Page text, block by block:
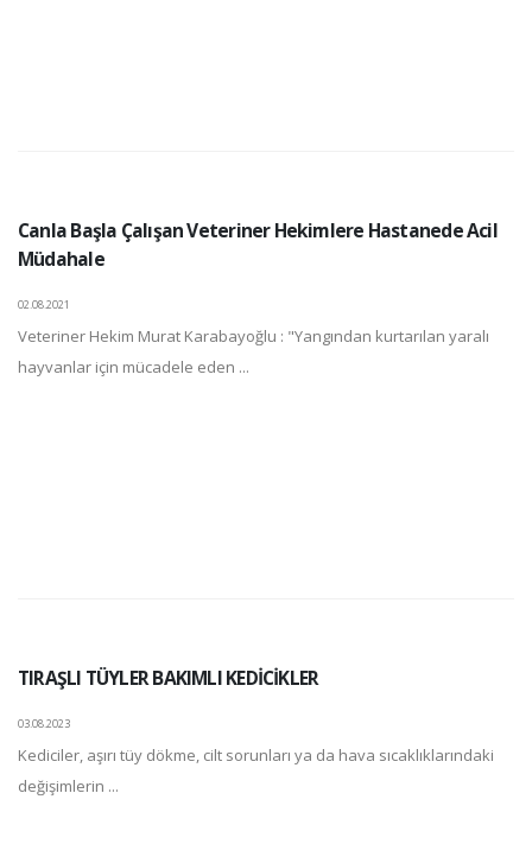
Canla Başla Çalışan Veteriner Hekimlere Hastanede Acil
Müdahale
02.08.2021
Veteriner Hekim Murat Karabayoğlu : "Yangından kurtarılan yaralı
hayvanlar için mücadele eden ...
TIRAŞLI TÜYLER BAKIMLI KEDİCİKLER
03.08.2023
Kediciler, aşırı tüy dökme, cilt sorunları ya da hava sıcaklıklarındaki
değişimlerin ...